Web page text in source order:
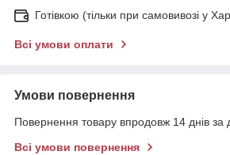
Готівкою (тільки при самовивозі у
Всі умови оплати
Умови повернення
Повернення товару впродовж 14 днів за
Всі умови повернення